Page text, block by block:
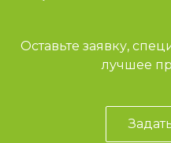
Оставьте заявку,
лучшее